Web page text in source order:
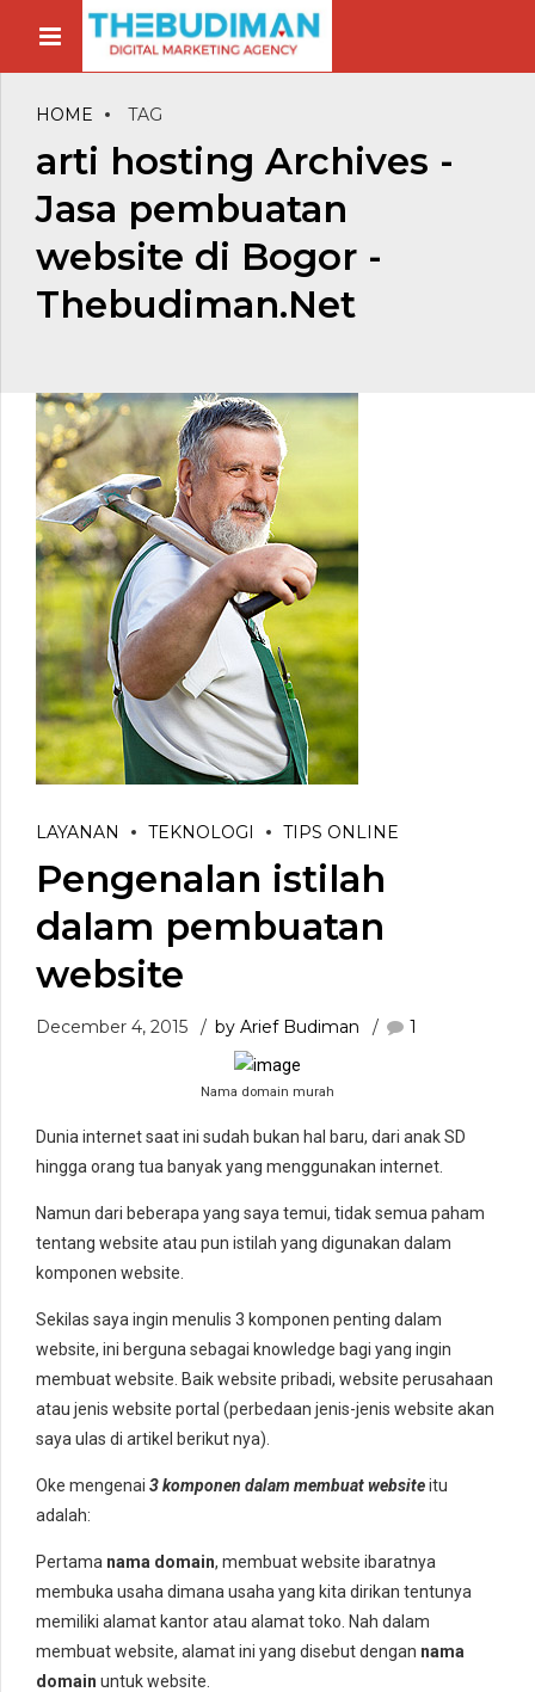
HOME TAG
arti hosting Archives -
Jasa pembuatan
website di Bogor -
Thebudiman.Net
LAYANAN TEKNOLOGI TIPS ONLINE
Pengenalan istilah
dalam pembuatan
website
December 4, 2015 by Arief Budiman 1
Nama domain murah
Dunia internet saat ini sudah bukan hal baru, dari anak SD
hingga orang tua banyak yang menggunakan internet.
Namun dari beberapa yang saya temui, tidak semua paham
tentang website atau pun istilah yang digunakan dalam
komponen website.
Sekilas saya ingin menulis 3 komponen penting dalam
website, ini berguna sebagai knowledge bagi yang ingin
membuat website. Baik website pribadi, website perusahaan
atau jenis website portal (perbedaan jenis-jenis website akan
saya ulas di artikel berikut nya).
Oke mengenai 3 komponen dalam membuat websiteitu
adalah:
Pertama nama domain, membuat website ibaratnya
membuka usaha dimana usaha yang kita dirikan tentunya
memiliki alamat kantor atau alamat toko. Nah dalam
membuat website, alamat ini yang disebut dengan nama
domain untuk website.